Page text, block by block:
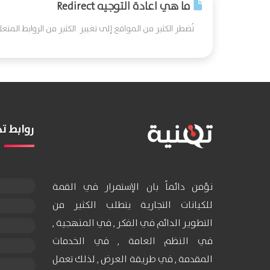
ما هي اعادة التوجيه Redirect
تُضطر الكثير من المواقع إلى تغيير الكثير من الروابط
نؤمن دائماً بان الإستمرار في القمة
للكيانات التجارية يتطلب الكثير من
التطوير الدائم في الفكر , في المنهجية ,
في النظم العامة , في الخدمات
المقدمة , في طريقة العرض , لذلك تعمل
روابط